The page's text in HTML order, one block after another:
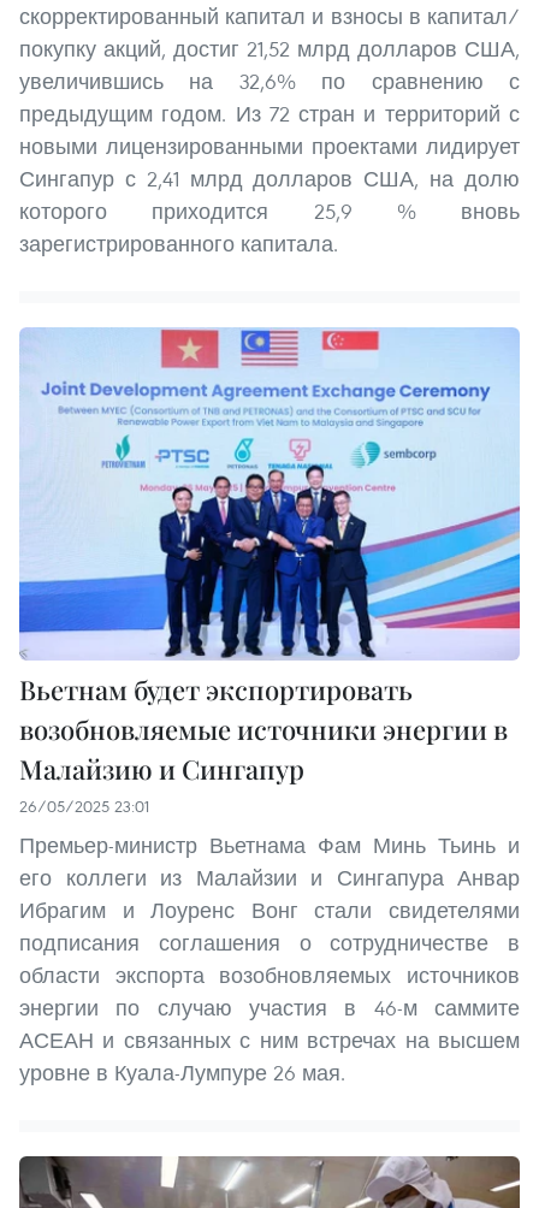
скорректированный капитал и взносы в капитал/
покупку акций, достиг 21,52 млрд долларов США,
увеличившись на 32,6% по сравнению с
предыдущим годом. Из 72 стран и территорий с
новыми лицензированными проектами лидирует
Сингапур с 2,41 млрд долларов США, на долю
которого приходится 25,9 % вновь
зарегистрированного капитала.
Вьетнам будет экспортировать
возобновляемые источники энергии в
Малайзию и Сингапур
26/05/2025 23:01
Премьер-министр Вьетнама Фам Минь Тьинь и
его коллеги из Малайзии и Сингапура Анвар
Ибрагим и Лоуренс Вонг стали свидетелями
подписания соглашения о сотрудничестве в
области экспорта возобновляемых источников
энергии по случаю участия в 46-м саммите
АСЕАН и связанных с ним встречах на высшем
уровне в Куала-Лумпуре 26 мая.